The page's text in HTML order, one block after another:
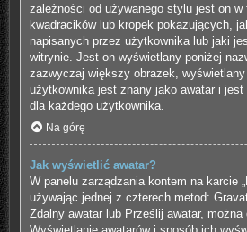
zależności od używanego stylu jest on w
kwadracików lub kropek pokazujących,
napisanych przez użytkownika lub jaki
witrynie. Jest on wyświetlany poniżej
zazwyczaj większy obrazek,
użytkownika jest znany jako awatar i
dla każdego użytkownika.
Na górę
Jak wyświetlić awatar?
W panelu zarządzania kontem na karcie
używając jednej z czterech metod:
Zdalny awatar lub Prześlij awatar, można